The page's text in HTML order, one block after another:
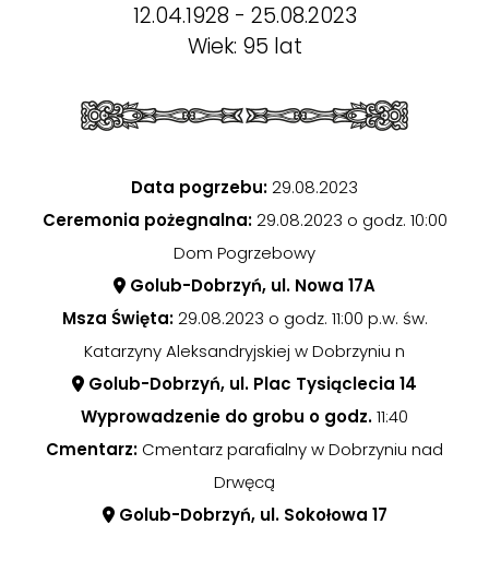
12.04.1928 - 25.08.2023
Wiek: 95 lat
Data pogrzebu:29.08.2023
Ceremonia pożegnalna:29.08.2023 o godz. 10:00
Dom Pogrzebowy
Golub-Dobrzyń, ul. Nowa 17A
Msza Święta:29.08.2023 o godz. 11:00 p.w. św.
Katarzyny Aleksandryjskiej w Dobrzyniu n
Golub-Dobrzyń, ul. Plac Tysiąclecia 14
Wyprowadzenie do grobu o godz.11:40
Cmentarz: Cmentarz parafialny w Dobrzyniu nad
Drwęcą
Golub-Dobrzyń, ul. Sokołowa 17